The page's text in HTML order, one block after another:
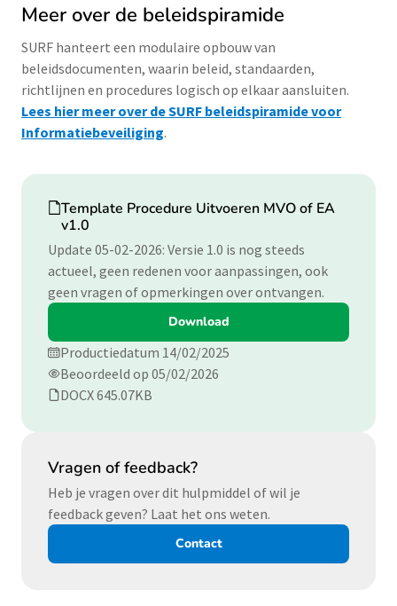
Meer over de beleidspiramide
SURF hanteert een modulaire opbouw van
beleidsdocumenten, waarin beleid, standaarden,
richtlijnen en procedures logisch op elkaar aansluiten.
Lees hier meer over de SURF beleidspiramide voor
Informatiebeveiliging.
Download
Template Procedure Uitvoeren MVO of EA
v1.0
Update 05-02-2026: Versie 1.0 is nog steeds
actueel, geen redenen voor aanpassingen, ook
geen vragen of opmerkingen over ontvangen.
Download
Productiedatum 14/02/2025
Beoordeeld op 05/02/2026
DOCX 645.07KB
Vragen of feedback?
Heb je vragen over dit hulpmiddel of wil je
feedback geven? Laat het ons weten.
Contact